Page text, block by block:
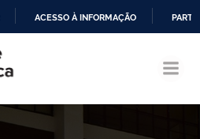
CONTEÚDO
ACESSO À INFORMAÇÃO